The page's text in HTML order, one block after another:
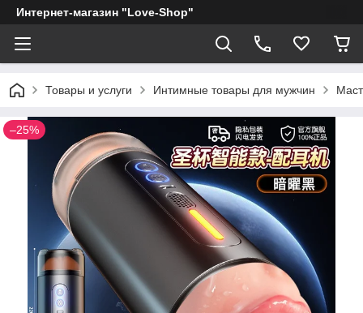
Интернет-магазин "Love-Shop"
Товары и услуги Интимные товары для мужчин
–25%